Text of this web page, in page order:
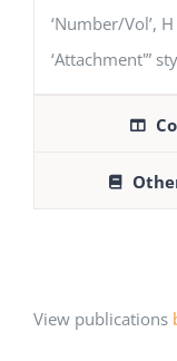
‘Number/Vol’, H
‘Attachment'”
View publications